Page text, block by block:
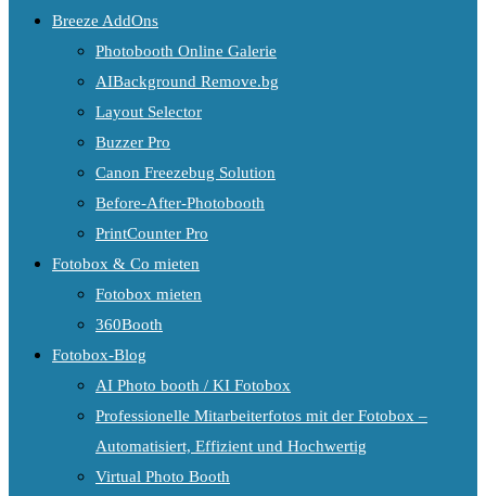
Breeze AddOns
Photobooth Online Galerie
AIBackground Remove.bg
Layout Selector
Buzzer Pro
Canon Freezebug Solution
Before-After-Photobooth
PrintCounter Pro
Fotobox & Co mieten
Fotobox mieten
360Booth
Fotobox-Blog
AI Photo booth / KI Fotobox
Professionelle Mitarbeiterfotos mit der Fotobox –
Automatisiert, Effizient und Hochwertig
Virtual Photo Booth